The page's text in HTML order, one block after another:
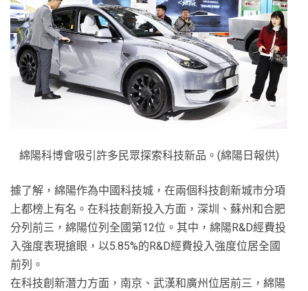
綿陽科博會吸引許多民眾探索科技新品。(綿陽日報供)
據了解，綿陽作為中國科技城，在兩個科技創新城市分項
上都榜上有名。在科技創新投入方面，深圳、蘇州和合肥
分列前三，綿陽位列全國第12位。其中，綿陽R&D經費投
入強度表現搶眼，以5.85%的R&D經費投入強度位居全國
前列。
在科技創新潛力方面，南京、武漢和廣州位居前三，綿陽